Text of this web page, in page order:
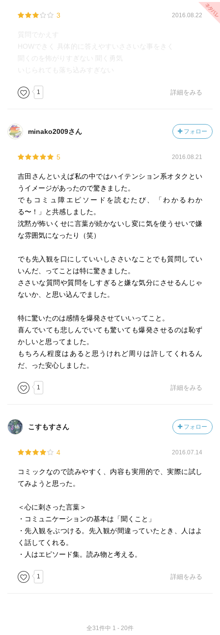
3 2016.08.22
質問でかえす
HOWできく 具体的に答えやすいささいな事をきく
聞くのを怖がりすぎない 聞く勇気
いじられても落ち込みすぎない
1 詳細をみる
minako2009さん フォロー
5 2016.08.21
吉田さんといえば私の中ではハイテンション系オタクとい
うイメージがあったので驚きました。
でもコミュ障エピソードを読むたび、「わかるわか
る〜！」と共感しました。
沈黙が怖いくせに言葉が続かないし変に気を使うせいで嫌
な雰囲気になったり（笑）
でも先入観を口にしていいしささいなことでも質問してい
いんだ、ってことは特に驚きました。
ささいな質問や質問をしすぎると嫌な気分にさせるんじゃ
ないか、と思い込んでました。
特に驚いたのは感情を爆発させていいってこと。
喜んでいても悲しんでいても驚いても爆発させるのは恥ず
かしいと思ってました。
もちろん程度はあると思うけれど周りは許してくれるん
だ、った安心しました。
1 詳細をみる
こすもすさん フォロー
4 2016.07.14
コミックなので読みやすく、内容も実用的で、実際に試し
てみようと思った。
＜心に刺さった言葉＞
・コミュニケーションの基本は「聞くこと」
・先入観をぶつける。先入観が間違っていたとき、人はよ
く話してくれる。
・人はエピソード集。読み物と考える。
1 詳細をみる
全31件中 1 - 20件